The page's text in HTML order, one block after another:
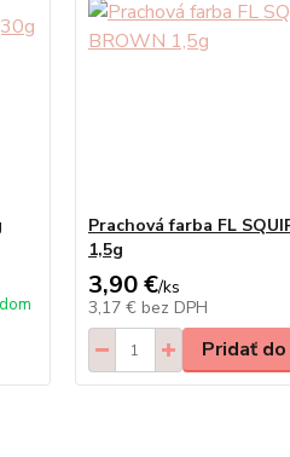
Prachová farba FL
1,5g
3,90 €/ks
3,17 € bez DPH
Pridať